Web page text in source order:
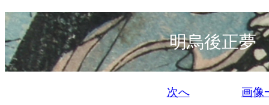
明烏後正
次へ 画像